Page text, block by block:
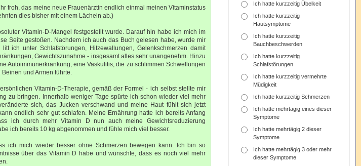
froh, das meine neue Frauenärztin endlich einmal meinen Vitaminstatus
dies bisher mit einem Lächeln ab.)
Vitamin-D-Mangel festgestellt wurde. Darauf hin habe ich mich im
Seite gestoßen. Nachdem ich auch das Buch gelesen habe, wurde mir
ich unter Schlafstörungen, Hitzewallungen, Gelenkschmerzen damit
Gewichtszunahme - insgesamt alles sehr unangenehm. Hinzu
Autoimmunerkrankung, eine Vaskulitis, die zu schlimmen Schwellungen
und Armen führte.
Vitamin-D-Therapie, gemäß der Formel - ich selbst stellte mir
zu bringen. Innerhalb weniger Tage spürte ich schon wieder viel mehr
sich, das Jucken verschwand und meine Haut fühlt sich jetzt
endlich sehr gut schlafen. Meine Ernährung hatte ich bereits Anfang
ich durch mehr Vitamin D nun auch meine Gewichtsreduzierung
ich bereits 10 kg abgenommen und fühle mich viel besser.
ich mich wieder besser ohne Schmerzen bewegen kann. Ich bin so
über das Vitamin D habe und wünschte, dass es noch viel mehr
Ich hatte kurzzeitig Übelkeit
Ich hatte kurzzeitig
Hautsymptome
Ich hatte kurzzeitig
Bauchbeschwerden
Ich hatte kurzzeitig
Schlafstörungen
Ich hatte kurzzeitig vermehrte
Müdigkeit
Ich hatte kurzzeitig Schmerzen
Ich hatte mehrtägig eines dieser
Symptome
Ich hatte mehrtägig 2 dieser
Symptome
Ich hatte mehrtägig 3 oder mehr
dieser Symptome